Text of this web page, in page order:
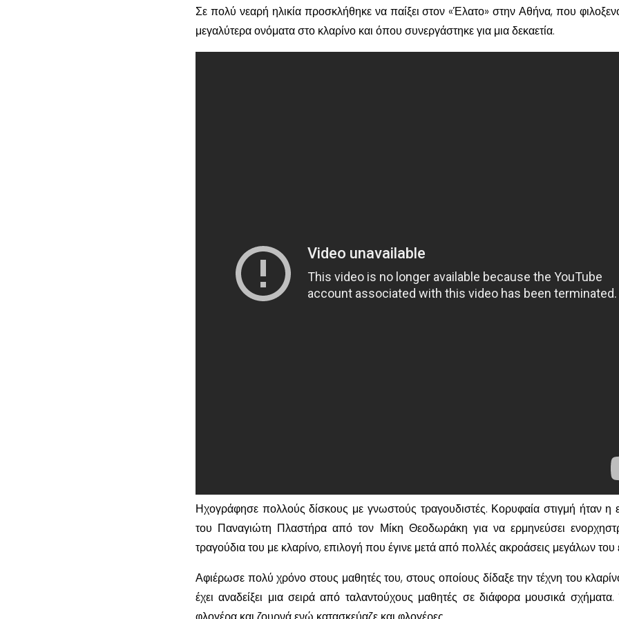
Σε πολύ νεαρή ηλικία προσκλήθηκε να παίξει στον «Έλατο» στην Αθήνα, που
μεγαλύτερα ονόματα στο κλαρίνο και όπου συνεργάστηκε για μια δεκαετία.
Ηχογράφησε πολλούς δίσκους με γνωστούς τραγουδιστές. Κορυφαία στιγμή ήταν η
του Παναγιώτη Πλαστήρα από τον Μίκη Θεοδωράκη για να ερμηνεύσει
τραγούδια του με κλαρίνο, επιλογή που έγινε μετά από πολλές ακροάσεις μεγάλων του
Αφιέρωσε πολύ χρόνο στους μαθητές του, στους οποίους δίδαξε την τέχνη του
έχει αναδείξει μια σειρά από ταλαντούχους μαθητές σε διάφορα μουσικά